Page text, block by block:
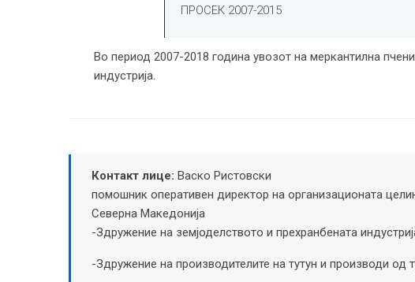
ПРОСЕК 2007-2015
Во период 2007-2018 година увозот на меркантилна
индустрија.
Контакт лице: Васко Ристовски
помошник оперативен директор на организационата
Северна Македонија
-Здружение на земјоделството и прехранбената
-Здружение на производителите на тутун и производи од